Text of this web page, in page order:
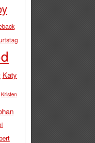
Katy
Kristen